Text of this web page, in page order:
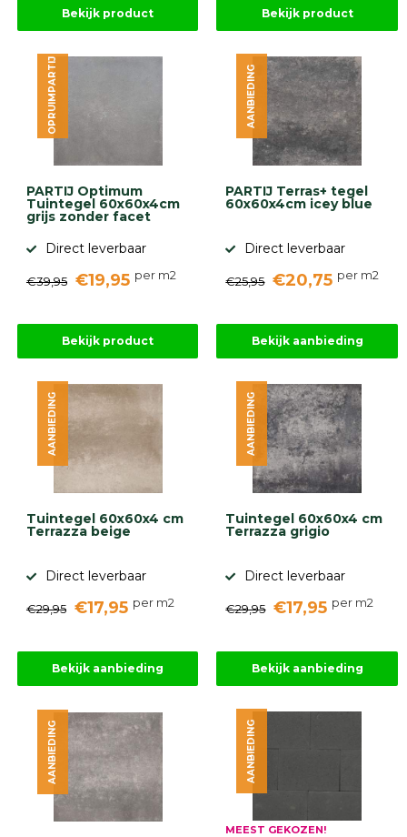
Bekijk product Bekijk product
PARTIJ Optimum
Tuintegel 60x60x4cm
grijs zonder facet
Direct leverbaar
€39,95 €19,95 per m2
OPRUIMPARTIJ
Bekijk product
PARTIJ Terras+ tegel
60x60x4cm icey blue
Direct leverbaar
€25,95 €20,75 per m2
AANBIEDING
Bekijk aanbieding
Tuintegel 60x60x4 cm
Terrazza beige
Direct leverbaar
€29,95 €17,95 per m2
AANBIEDING
Bekijk aanbieding
Tuintegel 60x60x4 cm
Terrazza grigio
Direct leverbaar
€29,95 €17,95 per m2
AANBIEDING
Bekijk aanbieding
AANBIEDING
MEEST GEKOZEN!
AANBIEDING